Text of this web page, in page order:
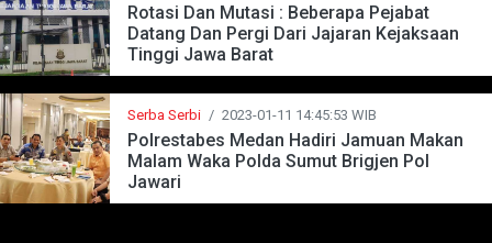
Rotasi Dan Mutasi : Beberapa Pejabat
Datang Dan Pergi Dari Jajaran Kejaksaan
Tinggi Jawa Barat
Serba Serbi / 2023-01-11 14:45:53 WIB
Polrestabes Medan Hadiri Jamuan Makan
Malam Waka Polda Sumut Brigjen Pol
Jawari